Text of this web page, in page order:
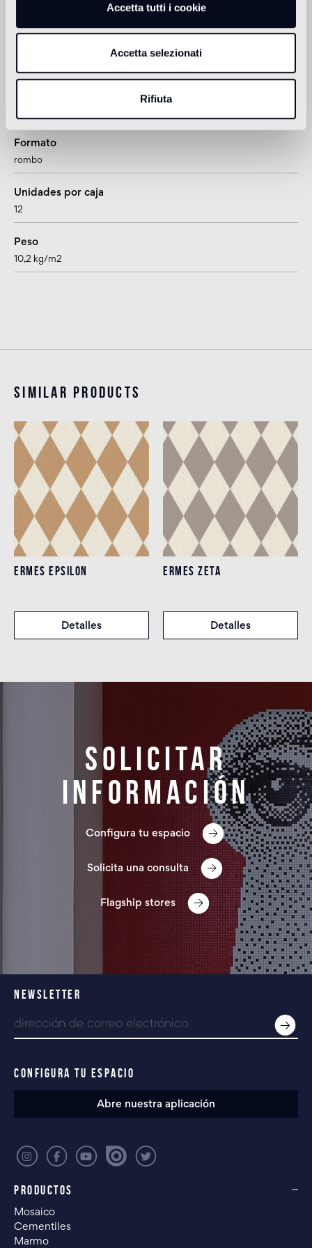
Accetta tutti i cookie
Accetta selezionati
Rifiuta
adatto anche per pavimenti radianti
Información sobre el producto
Formato
rombo
Unidades por caja
12
Peso
10,2 kg/m2
Similar products
ERMES EPSILON
Detalles
ERMES ZETA
Detalles
Solicitar
información
Configura tu espacio
Solicita una consulta
Flagship stores
PRODUCTOS
Mosaico
Cementiles
Marmo
NEWSLETTER
CONFIGURA TU ESPACIO
Abre nuestra aplicación